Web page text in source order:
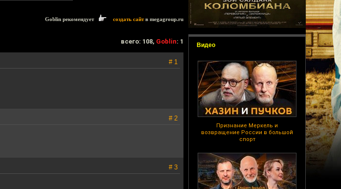
Видео
Признание Меркель и
возвращение России в большой
спорт
Goblin рекомендует создать сайтв megagroup.ru
всего: 108, Goblin: 1
# 1
# 2
# 3